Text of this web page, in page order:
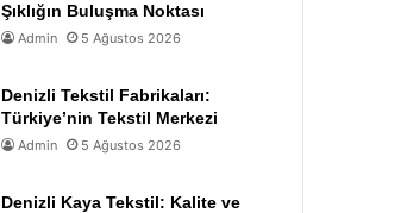
Şıklığın Buluşma Noktası
Admin 5 Ağustos 2026
Denizli Tekstil Fabrikaları:
Türkiye’nin Tekstil Merkezi
Admin 5 Ağustos 2026
Denizli Kaya Tekstil: Kalite ve